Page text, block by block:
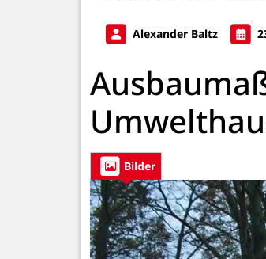
Alexander Baltz
Bilder